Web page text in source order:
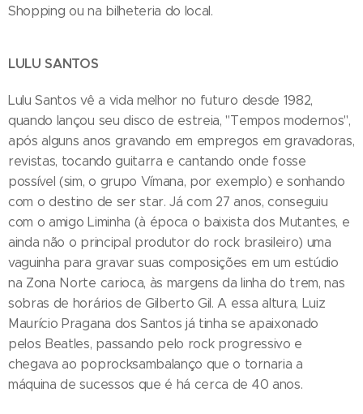
Shopping ou na bilheteria do local.
LULU SANTOS
Lulu Santos vê a vida melhor no futuro desde 1982,
quando lançou seu disco de estreia, "Tempos modernos",
após alguns anos gravando em empregos em gravadoras,
revistas, tocando guitarra e cantando onde fosse
possível (sim, o grupo Vímana, por exemplo) e sonhando
com o destino de ser star. Já com 27 anos, conseguiu
com o amigo Liminha (à época o baixista dos Mutantes, e
ainda não o principal produtor do rock brasileiro) uma
vaguinha para gravar suas composições em um estúdio
na Zona Norte carioca, às margens da linha do trem, nas
sobras de horários de Gilberto Gil. A essa altura, Luiz
Maurício Pragana dos Santos já tinha se apaixonado
pelos Beatles, passando pelo rock progressivo e
chegava ao poprocksambalanço que o tornaria a
máquina de sucessos que é há cerca de 40 anos.